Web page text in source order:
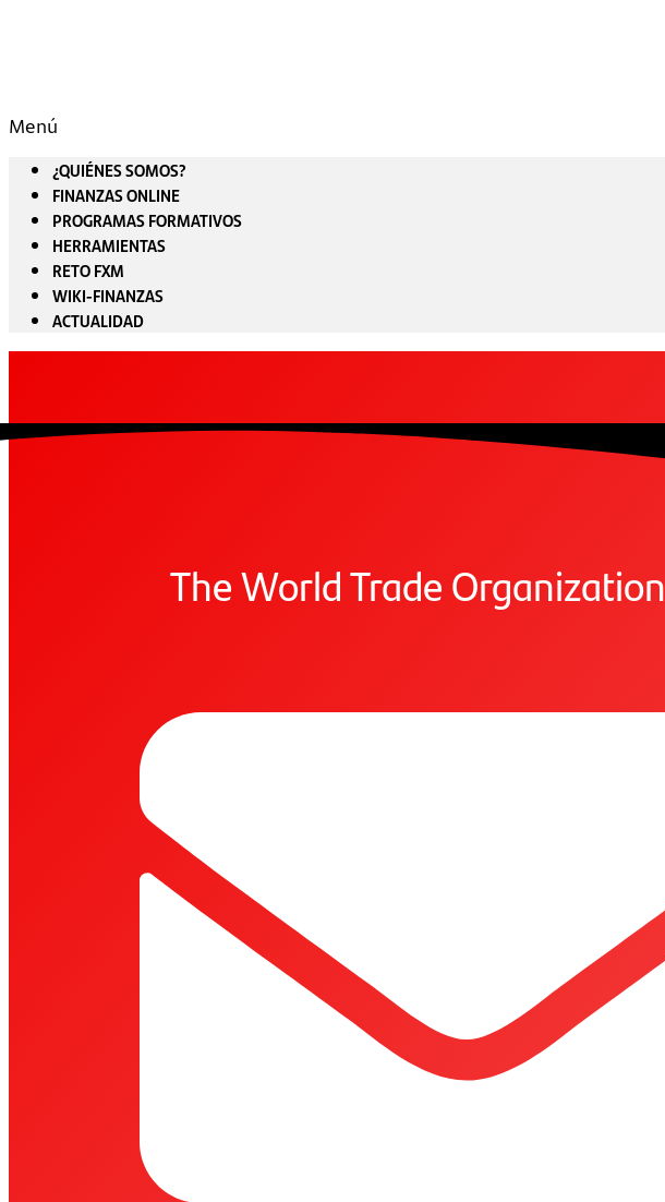
Menú
¿QUIÉNES SOMOS?
FINANZAS ONLINE
PROGRAMAS FORMATIVOS
HERRAMIENTAS
RETO FXM
WIKI-FINANZAS
ACTUALIDAD
The World Trade Organization